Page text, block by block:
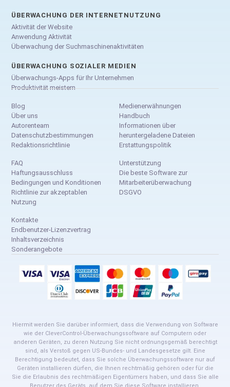
ÜBERWACHUNG DER INTERNETNUTZUNG
Aktivität der Website
Anwendung Aktivität
Überwachung der Suchmaschinenaktivitäten
ÜBERWACHUNG SOZIALER MEDIEN
Überwachungs-Apps für Ihr Unternehmen
Produktivität meistern
Blog
Über uns
Autorenteam
Datenschutzbestimmungen
Redaktionsrichtlinie
Medienerwähnungen
Handbuch
Informationen über
heruntergeladene Dateien
Erstattungspolitik
FAQ
Haftungsausschluss
Bedingungen und Konditionen
Richtlinie zur akzeptablen
Nutzung
Unterstützung
Die beste Software zur
Mitarbeiterüberwachung
DSGVO
Kontakte
Endbenutzer-Lizenzvertrag
Inhaltsverzeichnis
Sonderangebote
Hiermit werden Sie darüber informiert, dass die Verwendung von Software
wie der CleverControl-Überwachungssoftware auf Computern oder
anderen Geräten, zu deren Nutzung Sie nicht ordnungsgemäß berechtigt
sind, als Verstoß gegen US-Bundes- und Landesgesetze gilt. Eine
Berechtigung bedeutet, dass Sie solche Überwachungssoftware nur auf
Geräten installieren dürfen, die Ihnen rechtmäßig gehören oder für die
Sie die Erlaubnis des rechtmäßigen Eigentümers haben, und dass Sie alle
Benutzer des Geräts, auf dem Sie diese Software installieren,